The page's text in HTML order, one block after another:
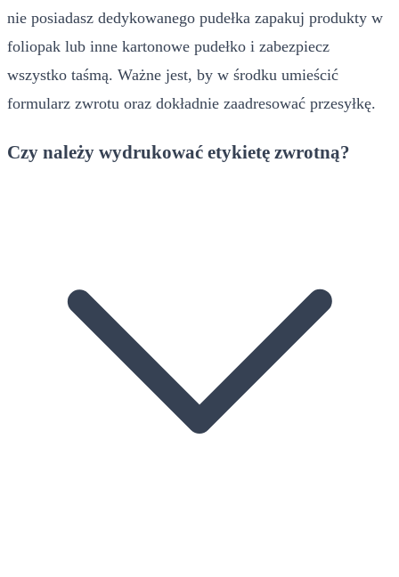
nie posiadasz dedykowanego pudełka zapakuj produkty w
foliopak lub inne kartonowe pudełko i zabezpiecz
wszystko taśmą. Ważne jest, by w środku umieścić
formularz zwrotu oraz dokładnie zaadresować przesyłkę.
Czy należy wydrukować etykietę zwrotną?